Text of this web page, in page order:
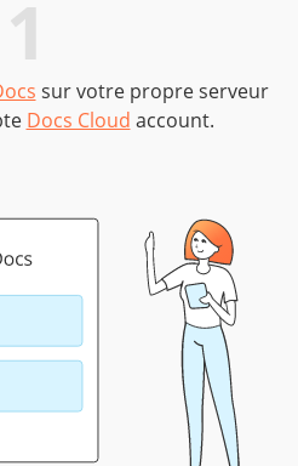
1
sur votre propre serveur
Docs Cloud account.